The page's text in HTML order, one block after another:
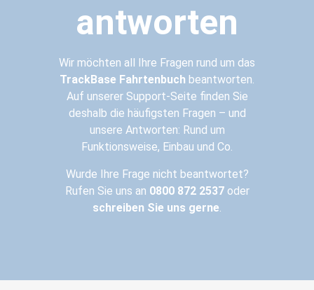
antworten
Wir möchten all Ihre Fragen rund um das
TrackBase Fahrtenbuch beantworten.
Auf unserer Support-Seite finden Sie
deshalb die häufigsten Fragen – und
unsere Antworten: Rund um
Funktionsweise, Einbau und Co.
Wurde Ihre Frage nicht beantwortet?
Rufen Sie uns an 0800 872 2537oder
schreiben Sie uns gerne.